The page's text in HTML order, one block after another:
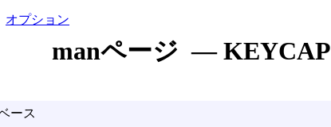
オプション
manページ — KEYCAP
ース